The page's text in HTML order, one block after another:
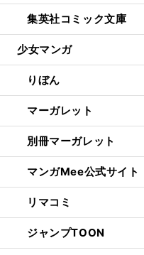
集英社コミック文庫
少女マンガ
りぼん
マーガレット
別冊マーガレット
マンガMee公式サイト
リマコミ
ジャンプTOON